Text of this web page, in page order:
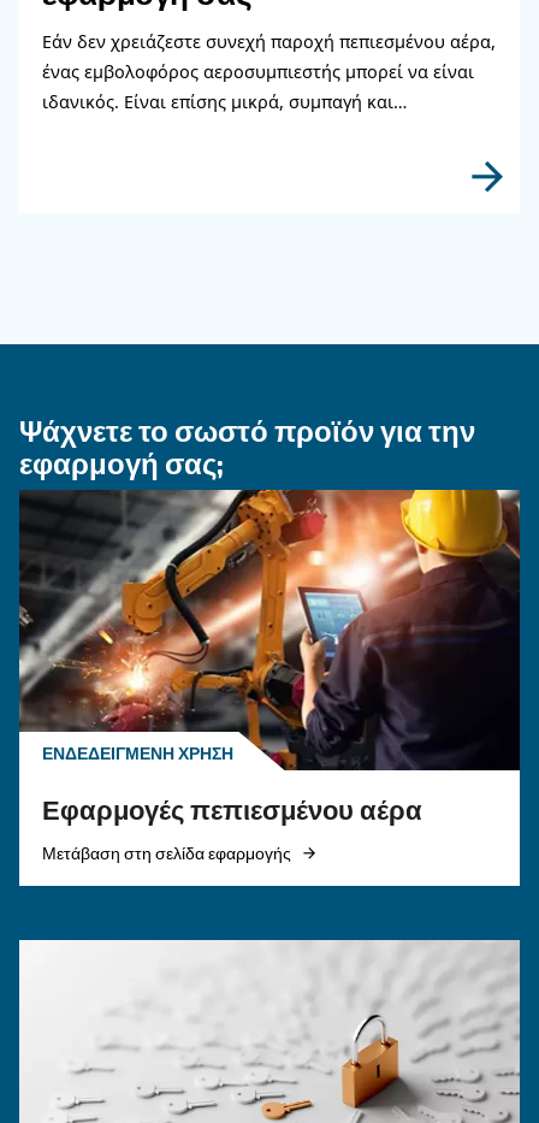
Διαβάστε περισσότερα
θέματα
ΠΕΠΙΕΣΜΈΝΟΣ ΑΈΡΑΣ
Πεπιεσμένος αέρας στη
γεωργία: Γιατί ο
αεροσυμπιεστής έχει
Πεπιεσμένος αέρας στη γεωργία και τη
ανακαλύψτε τις εφαρμογές, τα οφέλη και
αεροσυμπιεστών είναι απαραίτητη για την
αποδοτικότητα.